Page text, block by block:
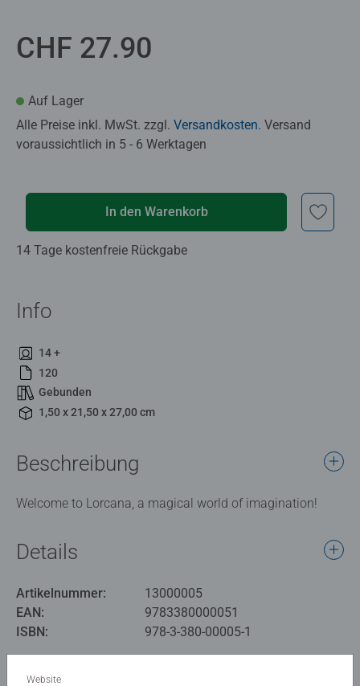
CHF 27.90
Auf Lager
Alle Preise inkl. MwSt. zzgl. Versandkosten. Versand
voraussichtlich in 5 - 6 Werktagen
In den Warenkorb
14 Tage kostenfreie Rückgabe
Info
14 +
120
Gebunden
1,50 x 21,50 x 27,00 cm
Beschreibung
Welcome to Lorcana, a magical world of imagination!
Details
Artikelnummer:
13000005
EAN:
9783380000051
ISBN:
978-3-380-00005-1
Website